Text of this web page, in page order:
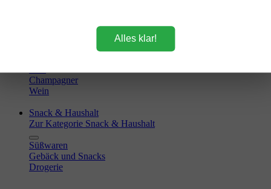
Zur Kategorie Sekt & Wein
Champagner
Wein
Snack & Haushalt
Zur Kategorie Snack & Haushalt
Süßwaren
Gebäck und Snacks
Drogerie
Alles klar!